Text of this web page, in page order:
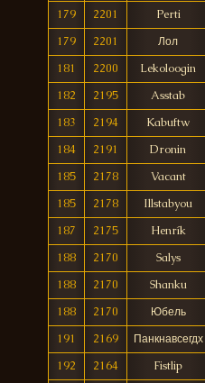
179
2201
Perti
179
2201
Лол
181
2200
Lekoloogin
182
2195
Asstab
183
2194
Kabuftw
184
2191
Dronin
185
2178
Vacant
185
2178
Illstabyou
187
2175
Henrík
188
2170
Salys
188
2170
Shanku
188
2170
Юбель
191
2169
Панкнавсегдх
192
2164 Fistlip